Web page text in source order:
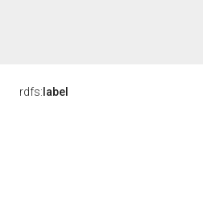
rdfs: label